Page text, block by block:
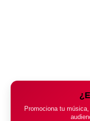
Promociona tu